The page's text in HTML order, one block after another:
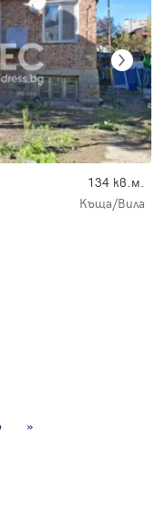
134 кв.м.
Къща/Вила
»